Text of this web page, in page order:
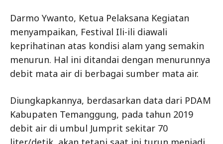
Darmo Ywanto, Ketua Pelaksana Kegiatan
menyampaikan, Festival Ili-ili diawali
keprihatinan atas kondisi alam yang semakin
menurun. Hal ini ditandai dengan menurunnya
debit mata air di berbagai sumber mata air.
Diungkapkannya, berdasarkan data dari PDAM
Kabupaten Temanggung, pada tahun 2019
debit air di umbul Jumprit sekitar 70